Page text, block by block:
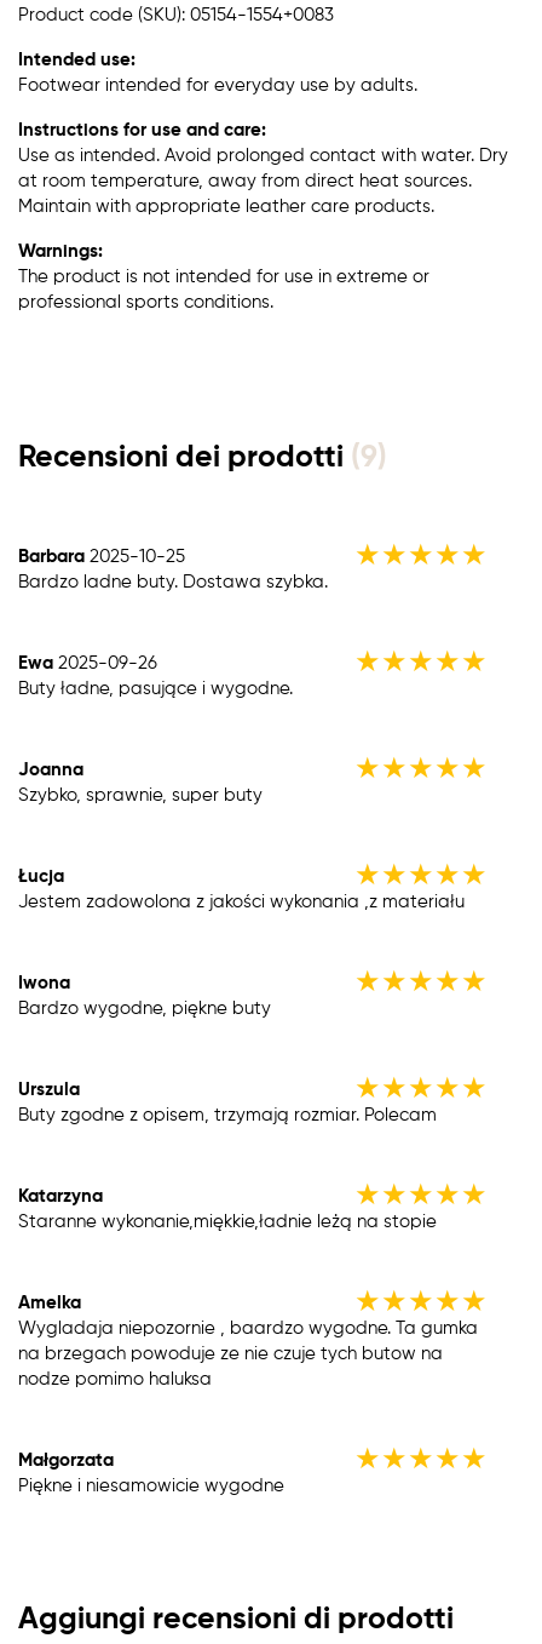
Product code (SKU): 05154-1554+0083
Intended use:
Footwear intended for everyday use by adults.
Instructions for use and care:
Use as intended. Avoid prolonged contact with water. Dry
at room temperature, away from direct heat sources.
Maintain with appropriate leather care products.
Warnings:
The product is not intended for use in extreme or
professional sports conditions.
Recensioni dei prodotti (9)
Barbara 2025-10-25 ★★★★★
Bardzo ladne buty. Dostawa szybka.
Ewa 2025-09-26 ★★★★★
Buty ładne, pasujące i wygodne.
Joanna ★★★★★
Szybko, sprawnie, super buty
Łucja ★★★★★
Jestem zadowolona z jakości wykonania ,z materiału
Iwona ★★★★★
Bardzo wygodne, piękne buty
Urszula ★★★★★
Buty zgodne z opisem, trzymają rozmiar. Polecam
Katarzyna ★★★★★
Staranne wykonanie,miękkie,ładnie leżą na stopie
Amelka ★★★★★
Wygladaja niepozornie , baardzo wygodne. Ta gumka
na brzegach powoduje ze nie czuje tych butow na
nodze pomimo haluksa
Małgorzata ★★★★★
Piękne i niesamowicie wygodne
Aggiungi recensioni di prodotti